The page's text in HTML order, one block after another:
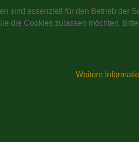
sind essenziell für den Betrieb der
die Cookies zulassen möchten.
Weitere